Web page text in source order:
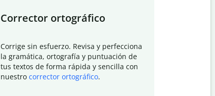
Corrector ortográfico
Corrige sin esfuerzo. Revisa y perfecciona
la gramática, ortografía y puntuación de
tus textos de forma rápida y sencilla con
nuestro corrector ortográfico.